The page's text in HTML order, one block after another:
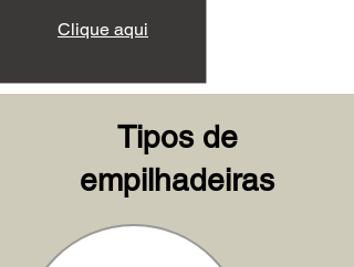
Clique aqui
Tipos de
empilhadeiras